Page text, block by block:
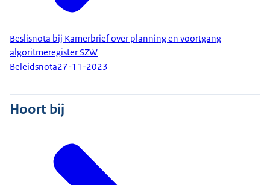
Beslisnota bij Kamerbrief over planning en voortgang
algoritmeregister SZW
Beleidsnota27-11-2023
Hoort bij